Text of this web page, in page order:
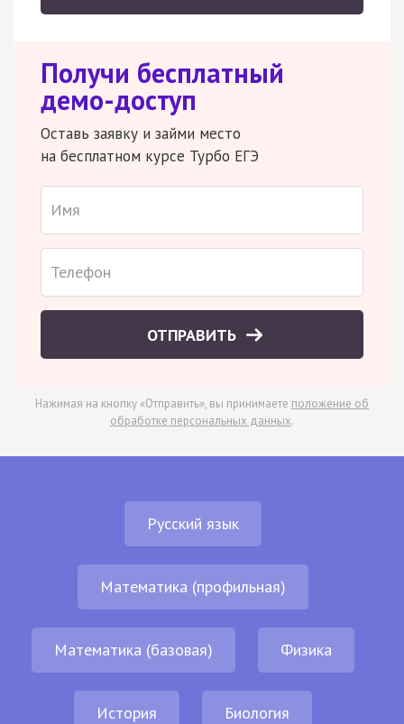
Получи бесплатный
демо-доступ
Оставь заявку и займи место
на бесплатном курсе Турбо ЕГЭ
ОТПРАВИТЬ
Нажимая на кнопку «Отправить», вы принимаете положение об
обработке персональных данных.
Русский язык
Математика (профильная)
Математика (базовая) Физика
История Биология